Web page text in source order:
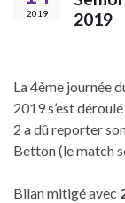
2019
2019
La 4ème journée
2019 s’est
2 a dû reporter
Betton (le match
Bilan mitigé avec